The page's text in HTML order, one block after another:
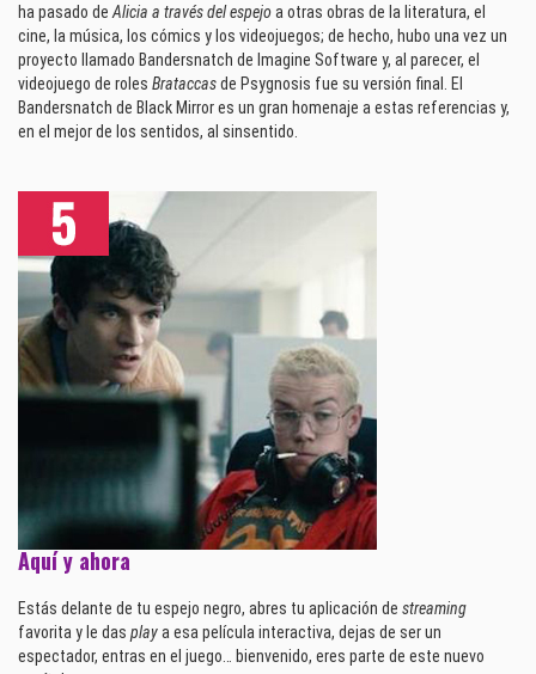
ha pasado deAlicia a través del espejoa otras obras de la literatura, el
cine, la música, los cómics y los videojuegos; de hecho, hubo una vez un
proyecto llamado Bandersnatch de Imagine Software y, al parecer, el
videojuego de roles Brataccasde Psygnosis fue su versión final. El
Bandersnatch de Black Mirror es un gran homenaje a estas referencias y,
en el mejor de los sentidos, al sinsentido.
Aquí y ahora
Estás delante de tu espejo negro, abres tu aplicación de streaming
favorita y le das playa esa película interactiva, dejas de ser un
espectador, entras en el juego… bienvenido, eres parte de este nuevo